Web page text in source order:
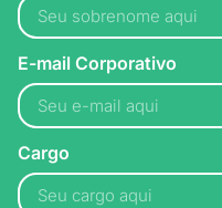
E-mail Corporativo
Cargo